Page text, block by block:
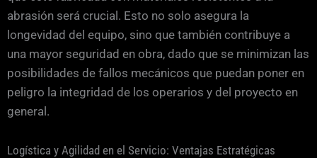
abrasión será crucial. Esto no solo asegura la
longevidad del equipo, sino que también contribuye a
una mayor seguridad en obra, dado que se minimizan las
posibilidades de fallos mecánicos que puedan poner en
peligro la integridad de los operarios y del proyecto en
general.
Logística y Agilidad en el Servicio: Ventajas Estratégicas